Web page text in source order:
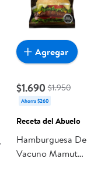
$1.690 $1.950
Ahorra $260
Receta del Abuelo
Hamburguesa De
Vacuno Mamut
Agregar